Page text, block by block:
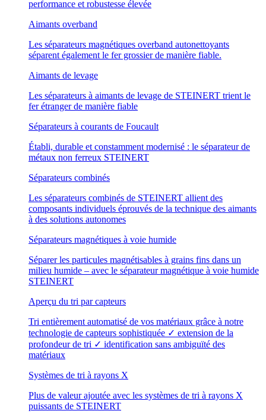
performance et robustesse élevée
Aimants overband
Les séparateurs magnétiques overband autonettoyants
séparent également le fer grossier de manière fiable.
Aimants de levage
Les séparateurs à aimants de levage de STEINERT trient le
fer étranger de manière fiable
Séparateurs à courants de Foucault
Établi, durable et constamment modernisé : le séparateur de
métaux non ferreux STEINERT
Séparateurs combinés
Les séparateurs combinés de STEINERT allient des
composants individuels éprouvés de la technique des aimants
à des solutions autonomes
Séparateurs magnétiques à voie humide
Séparer les particules magnétisables à grains fins dans un
milieu humide – avec le séparateur magnétique à voie humide
STEINERT
Aperçu du tri par capteurs
Tri entièrement automatisé de vos matériaux grâce à notre
technologie de capteurs sophistiquée ✓ extension de la
profondeur de tri ✓ identification sans ambiguïté des
matériaux
Systèmes de tri à rayons X
Plus de valeur ajoutée avec les systèmes de tri à rayons X
puissants de STEINERT